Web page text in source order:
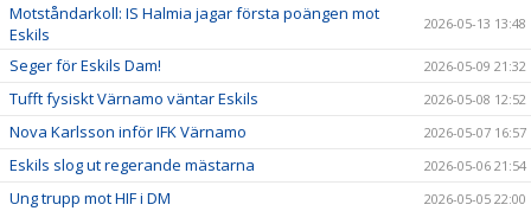
Motståndarkoll: IS Halmia jagar första poängen mot
Eskils
2026-05-13 13:48
Seger för Eskils Dam! 2026-05-09 21:32
Tufft fysiskt Värnamo väntar Eskils 2026-05-08 12:52
Nova Karlsson inför IFK Värnamo 2026-05-07 16:57
Eskils slog ut regerande mästarna 2026-05-06 21:54
Ung trupp mot HIF i DM 2026-05-05 22:00